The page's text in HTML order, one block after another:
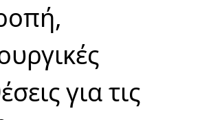
για τις